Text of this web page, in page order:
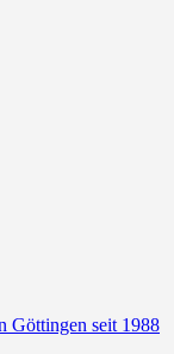
Göttingen seit 1988